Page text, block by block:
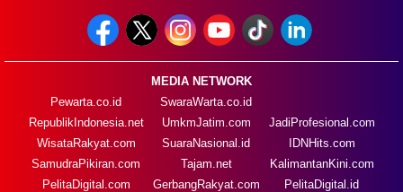
MEDIA NETWORK
Pewarta.co.id
RepublikIndonesia.net
WisataRakyat.com
SamudraPikiran.com
PelitaDigital.com
SwaraWarta.co.id
UmkmJatim.com
SuaraNasional.id
Tajam.net
GerbangRakyat.com
JadiProfesional.com
IDNHits.com
KalimantanKini.com
PelitaDigital.id